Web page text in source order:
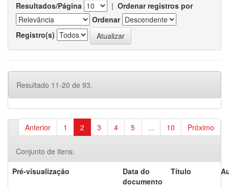
Resultados/Página | Ordenar registros por
Ordenar
Registro(s)
Resultado 11-20 de 93.
Anterior 1 2 3 4 5 ... 10 Próximo
Conjunto de itens:
Pré-visualização
Data do
documento
Título